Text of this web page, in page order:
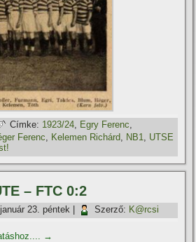
Címke: 1923/24, Egry Ferenc,
Ferenc Kelemen Richárd NB1
UTSE
– FTC 0:2
23. péntek Szerző: K@rcsi
→